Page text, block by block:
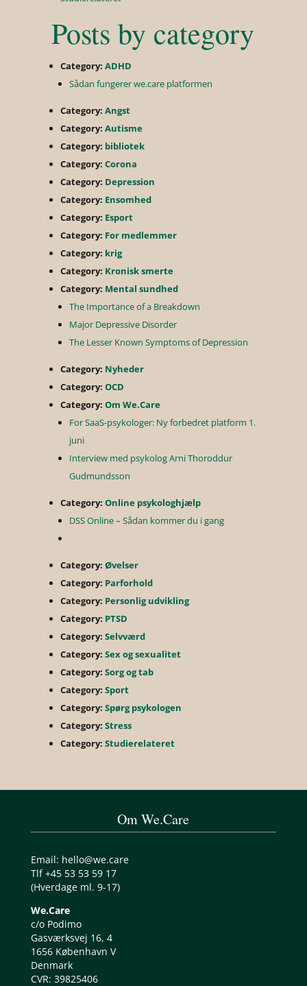
Posts by category
Category: ADHD
Sådan fungerer we.care platformen
Category: Angst
Category: Autisme
Category: bibliotek
Category: Corona
Category: Depression
Category: Ensomhed
Category: Esport
Category: For medlemmer
Category: krig
Category: Kronisk smerte
Category: Mental sundhed
The Importance of a Breakdown
Major Depressive Disorder
The Lesser Known Symptoms of Depression
Category: Nyheder
Category: OCD
Category: Om We.Care
For SaaS-psykologer: Ny forbedret platform 1.
juni
Interview med psykolog Arni Thoroddur
Gudmundsson
Category: Online psykologhjælp
DSS Online – Sådan kommer du i gang
Category: Øvelser
Category: Parforhold
Category: Personlig udvikling
Category: PTSD
Category: Selvværd
Category: Sex og sexualitet
Category: Sorg og tab
Category: Sport
Category: Spørg psykologen
Category: Stress
Category: Studierelateret
Om We.Care
Email: hello@we.care
Tlf +45 53 53 59 17
(Hverdage ml. 9-17)
We.Care
c/o Podimo
Gasværksvej 16, 4
1656 København V
Denmark
CVR: 39825406